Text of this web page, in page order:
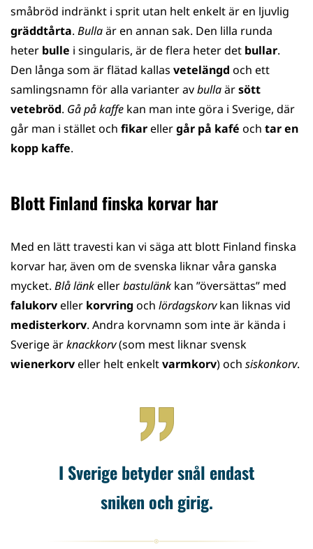
småbröd indränkt i sprit utan helt enkelt är en ljuvlig
gräddtårta. Bullaär en annan sak. Den lilla runda
heter bulle i singularis, är de flera heter det bullar.
Den långa som är flätad kallas vetelängd och ett
samlingsnamn för alla varianter avbullaärsött
vetebröd. Gå på kaffe kan man inte göra i Sverige, där
går man i stället och fikarellergår på kafé och tar en
kopp kaffe.
Blott Finland finska korvar har
Med en lätt travesti kan vi säga att blott Finland finska
korvar har, även om de svenska liknar våra ganska
mycket. Blå länkellerbastulänk kan ”översättas” med
falukorveller korvring och lördagskorvkan liknas vid
medisterkorv. Andra korvnamn som inte är kända i
Sverige ärknackkorv(som mest liknar svensk
wienerkorveller helt enkeltvarmkorv) och siskonkorv.
I Sverige betyder snål endast
sniken och girig.